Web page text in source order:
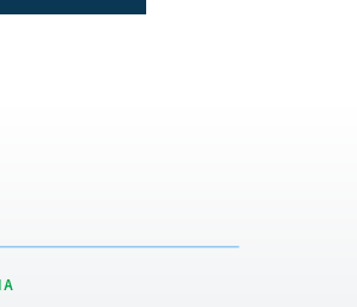
mindre underhåll och ger ett